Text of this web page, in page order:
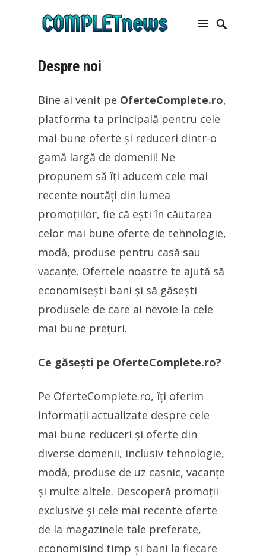
Despre noi
Bine ai venit pe OferteComplete.ro,
platforma ta principală pentru cele
mai bune oferte și reduceri dintr-o
gamă largă de domenii! Ne
propunem să îți aducem cele mai
recente noutăți din lumea
promoțiilor, fie că ești în căutarea
celor mai bune oferte de tehnologie,
modă, produse pentru casă sau
vacanțe. Ofertele noastre te ajută să
economisești bani și să găsești
produsele de care ai nevoie la cele
mai bune prețuri.
Ce găsești pe OferteComplete.ro?
Pe OferteComplete.ro, îți oferim
informații actualizate despre cele
mai bune reduceri și oferte din
diverse domenii, inclusiv tehnologie,
modă, produse de uz casnic, vacanțe
și multe altele. Descoperă promoții
exclusive și cele mai recente oferte
de la magazinele tale preferate,
economisind timp și bani la fiecare